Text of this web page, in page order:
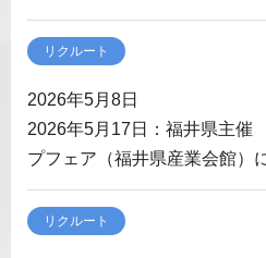
リクルート
2026年5月8日
2026年5月17日：福井県主
プフェア（福井県産業会館）
リクルート